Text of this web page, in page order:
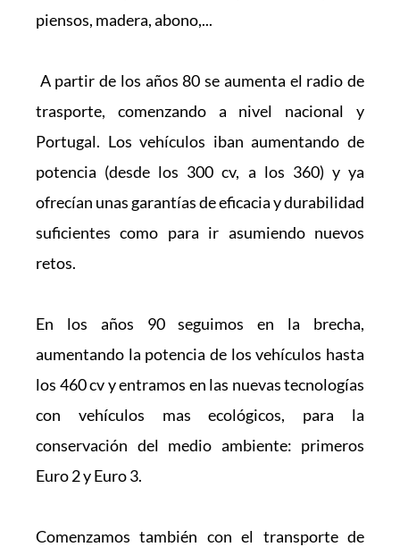
piensos, madera, abono,...
trasporte, comenzando a nivel nacional y
Portugal. Los vehículos iban aumentando de
potencia (desde los 300 cv, a los 360) y ya
ofrecían unas garantías de eficacia y durabilidad
suficientes como para ir asumiendo nuevos
retos.
En los años 90 seguimos en la brecha,
aumentando la potencia de los vehículos hasta
los 460 cv y entramos en las nuevas tecnologías
con vehículos mas ecológicos, para la
conservación del medio ambiente: primeros
Euro 2 y Euro 3.
Comenzamos también con el transporte de